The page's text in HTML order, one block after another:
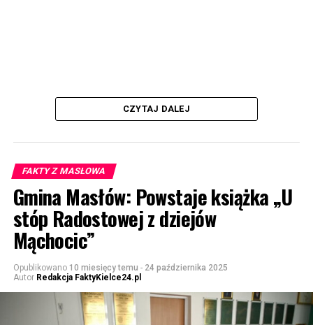
CZYTAJ DALEJ
FAKTY Z MASŁOWA
Gmina Masłów: Powstaje książka „U
stóp Radostowej z dziejów
Mąchocic”
Opublikowano 10 miesięcy temu - 24 października 2025
Autor Redakcja FaktyKielce24.pl